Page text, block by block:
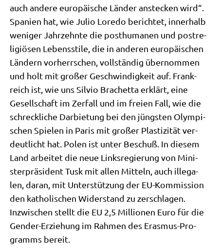
auch ande­re euro­päi­sche Län­der anstecken wird“.
Spa­ni­en hat, wie Julio Lore­do berich­tet, inner­halb
weni­ger Jahr­zehn­te die post­hu­ma­nen und post­re­
li­giö­sen Lebens­sti­le, die in ande­ren euro­päi­schen
Län­dern vor­herr­schen, voll­stän­dig über­nom­men
und holt mit gro­ßer Geschwin­dig­keit auf. Frank­
reich ist, wie uns Sil­vio Bra­chet­ta erklärt, eine
Gesell­schaft im Zer­fall und im frei­en Fall, wie die
schreck­li­che Dar­bie­tung bei den jüng­sten Olym­pi­
schen Spie­len in Paris mit gro­ßer Pla­sti­zi­tät ver­
deut­licht hat. Polen ist unter Beschuß. In die­sem
Land arbei­tet die neue Links­re­gie­rung von Mini­
ster­prä­si­dent Tusk mit allen Mit­teln, auch ille­ga­
len, dar­an, mit Unter­stüt­zung der EU-Kom­mis­si­on
den katho­li­schen Wider­stand zu zer­schla­gen.
Inzwi­schen stellt die EU 2,5 Mil­lio­nen Euro für die
Gen­der-Erzie­hung im Rah­men des Eras­mus-Pro­
gramms bereit.